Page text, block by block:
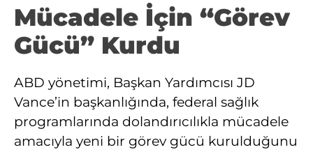
Mücadele İçin “Görev
Gücü” Kurdu
ABD yönetimi, Başkan Yardımcısı JD
Vance’in başkanlığında, federal sağlık
programlarında dolandırıcılıkla mücadele
amacıyla yeni bir görev gücü kurulduğunu